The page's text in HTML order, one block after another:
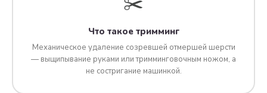
Что такое тримминг
Механическое удаление созревшей отмершей шерсти
— выщипывание руками или тримминговочным ножом, а
не состригание машинкой.